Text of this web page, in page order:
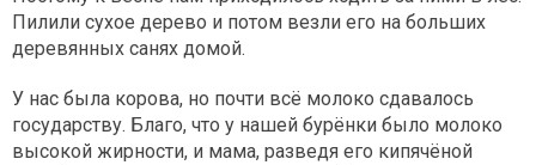
Пилили сухое дерево и потом везли его на больших
деревянных санях домой.
У нас была корова, но почти всё молоко сдавалось
государству. Благо, что у нашей бурёнки было молоко
высокой жирности, и мама, разведя его кипячёной